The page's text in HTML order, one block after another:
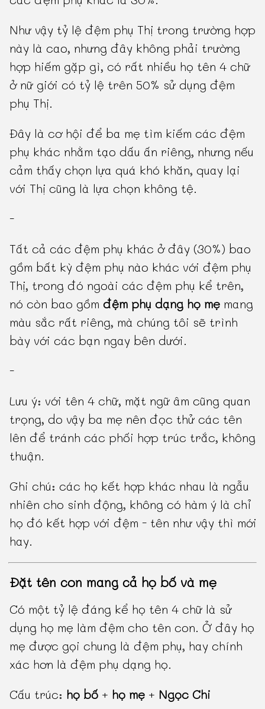
Như vậy tỷ lệ đệm phụ Thị trong trường hợp
này là cao, nhưng đây không phải trường
hợp hiếm gặp gì, có rất nhiều họ tên 4 chữ
ở nữ giới có tỷ lệ trên 50% sử dụng đệm
phụ Thị.
Đây là cơ hội để ba mẹ tìm kiếm các đệm
phụ khác nhằm tạo dấu ấn riêng, nhưng nếu
cảm thấy chọn lựa quá khó khăn, quay lại
với Thị cũng là lựa chọn không tệ.
-
Tất cả các đệm phụ khác ở đây (30%) bao
gồm bất kỳ đệm phụ nào khác với đệm phụ
Thị, trong đó ngoài các đệm phụ kể trên,
nó còn bao gồmđệm phụ dạng họ mẹ mang
màu sắc rất riêng, mà chúng tôi sẽ trình
bày với các bạn ngay bên dưới.
-
Lưu ý: với tên 4 chữ, mặt ngữ âm cũng quan
trọng, do vậy ba mẹ nên đọc thử các tên
lên để tránh các phối hợp trúc trắc, không
thuận.
Ghi chú: các họ kết hợp khác nhau là ngẫu
nhiên cho sinh động, không có hàm ý là chỉ
họ đó kết hợp với đệm - tên như vậy thì mới
hay.
Đặt tên con mang cả họ bố và mẹ
Có một tỷ lệ đáng kể họ tên 4 chữ là sử
dụng họ mẹ làm đệm cho tên con. Ở đây họ
mẹ được gọi chung là đệm phụ, hay chính
xác hơn là đệm phụ dạng họ.
Cấu trúc: họ bố + họ mẹ + Ngọc Chi